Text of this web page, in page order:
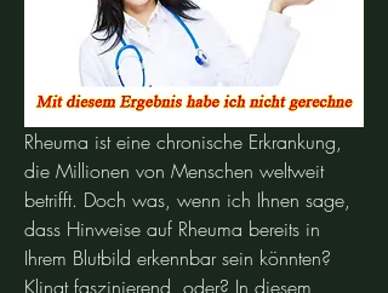
Rheuma ist eine chronische Erkrankung,
die Millionen von Menschen weltweit
betrifft. Doch was, wenn ich Ihnen sage,
dass Hinweise auf Rheuma bereits in
Ihrem Blutbild erkennbar sein könnten?
Klingt faszinierend, oder? In diesem